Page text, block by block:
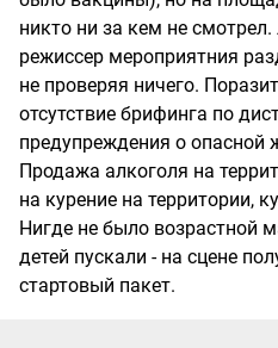
никто ни за кем не
режиссер мероприятния
не проверяя ничего.
отсутствие брифинга по
предупреждения о опасной
Продажа алкоголя на
на курение на территории,
Нигде не было возрастной
детей пускали - на сцене
стартовый пакет.